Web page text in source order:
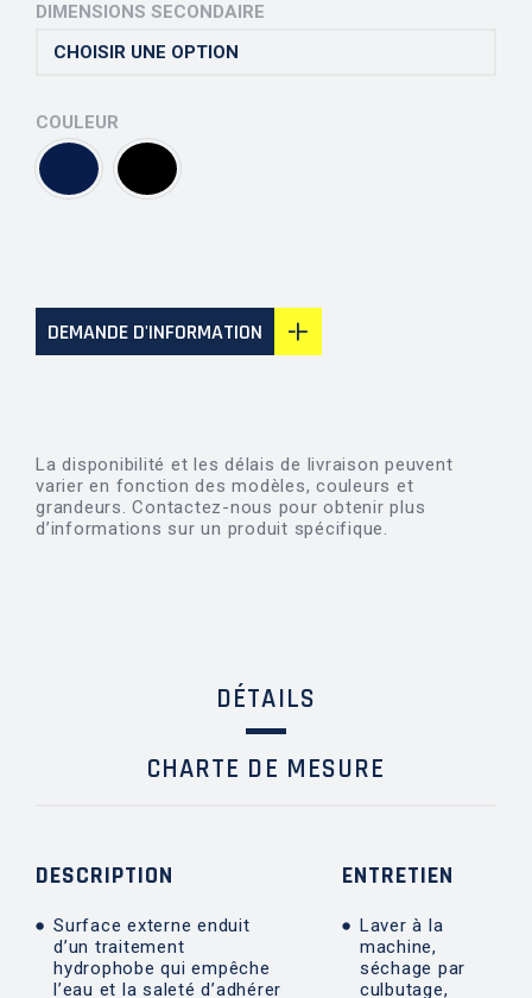
DIMENSIONS SECONDAIRE
COULEUR
DEMANDE D'INFORMATION
La disponibilité et les délais de livraison peuvent
varier en fonction des modèles, couleurs et
grandeurs. Contactez-nous pour obtenir plus
d’informations sur un produit spécifique.
DÉTAILS
CHARTE DE MESURE
DESCRIPTION
Surface externe enduit
d’un traitement
hydrophobe qui empêche
l’eau et la saleté d’adhérer
ENTRETIEN
Laver à la
machine,
séchage par
culbutage,